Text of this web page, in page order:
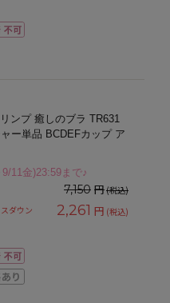
ンプ 癒しのブラ TR631
ー単品 BCDEFカップ ア
11金)23:59まで♪
7,150 円(税込)
ダウン
2,261 円 (税込)